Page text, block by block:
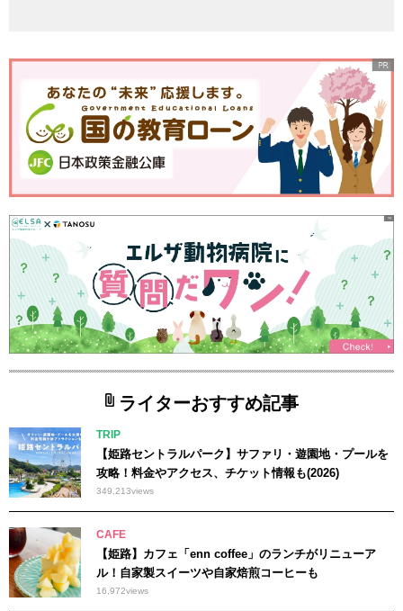
ライターおすすめ記事
TRIP
【姫路セントラルパーク】サファリ・遊園地・プールを
攻略！料金やアクセス、チケット情報も(2026)
349,213views
CAFE
【姫路】カフェ「enn coffee」のランチがリニューア
ル！自家製スイーツや自家焙煎コーヒーも
16,972views